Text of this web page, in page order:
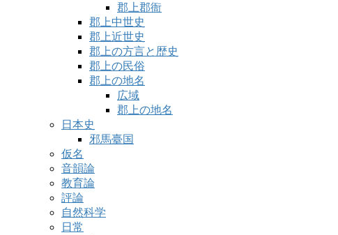
郡上郡衙
郡上中世史
郡上近世史
郡上の方言と歴史
郡上の民俗
郡上の地名
広域
郡上の地名
日本史
邪馬臺国
仮名
音韻論
教育論
評論
自然科学
日常